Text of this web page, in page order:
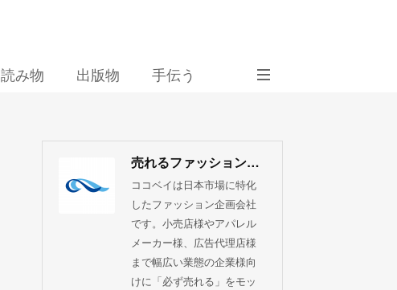
読み物 出版物 手伝う
売れるファッション企画 ココベイ株式会社
ココベイは日本市場に特化
したファッション企画会社
です。小売店様やアパレル
メーカー様、広告代理店様
まで幅広い業態の企業様向
けに「必ず売れる」をモッ